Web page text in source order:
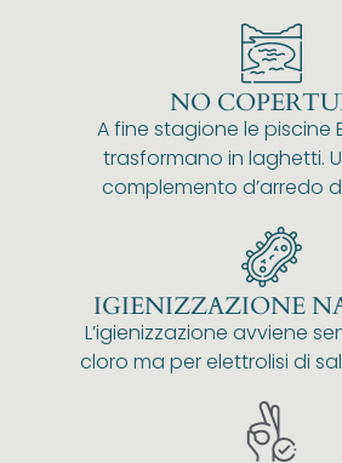
NO
A fine stagione le piscine
trasformano in laghetti.
complemento d’arredo
IGIENIZZAZIONE
L’igienizzazione avviene
cloro ma per elettrolisi di